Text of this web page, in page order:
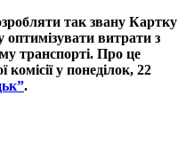
так звану Картку
витрати з
транспорті. Про це
комісії у понеділок, 22
.